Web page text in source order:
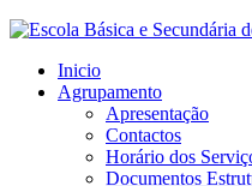
Inicio
Agrupamento
Apresentação
Contactos
Horário dos
Documentos